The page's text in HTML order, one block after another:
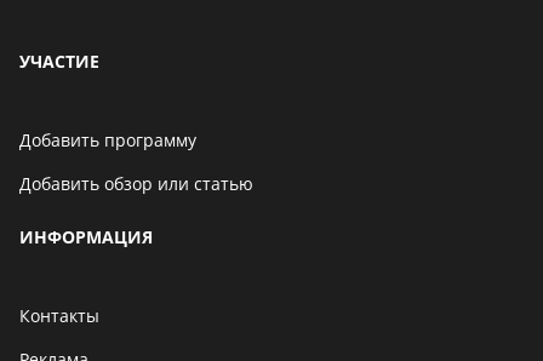
УЧАСТИЕ
Добавить программу
Добавить обзор или статью
ИНФОРМАЦИЯ
Контакты